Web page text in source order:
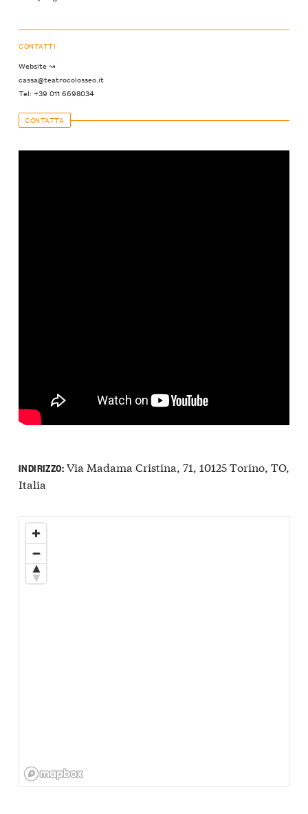
CONTATTI
Website ↝
cassa@teatrocolosseo.it
Tel: +39 011 6698034
CONTATTA
INDIRIZZO:Via Madama Cristina, 71, 10125 Torino, TO,
Italia